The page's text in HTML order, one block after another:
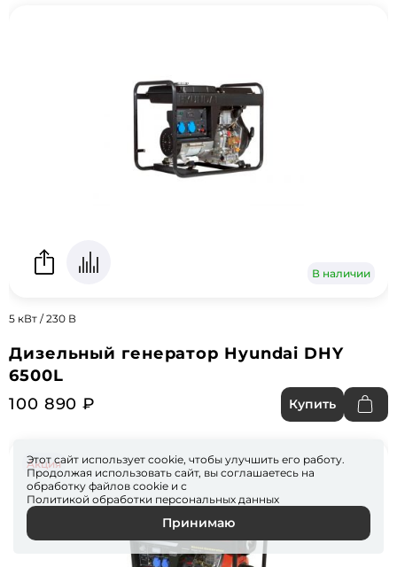
В наличии
5 кВт / 230 В
Дизельный генератор Hyundai DHY
6500L
100 890 ₽
Купить
Акция
Этот сайт использует cookie, чтобы улучшить его работу.
Продолжая использовать сайт, вы соглашаетесь на
обработку файлов cookie и с
Политикой обработки персональных данных
Принимаю